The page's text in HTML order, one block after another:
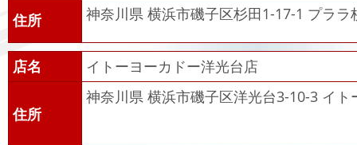
住所
神奈川県 横浜市磯子区杉田1-17-1 プララ
店名 イトーヨーカドー洋光台店
住所
神奈川県 横浜市磯子区洋光台3-10-3 イト